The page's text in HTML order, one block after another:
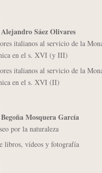
Alejandro Sáez Olivares
italianos al servicio de la
en el s. XVI (y III)
italianos al servicio de la
en el s. XVI (II)
Begoña Mosquera García
por la naturaleza
libros, vídeos y fotografía